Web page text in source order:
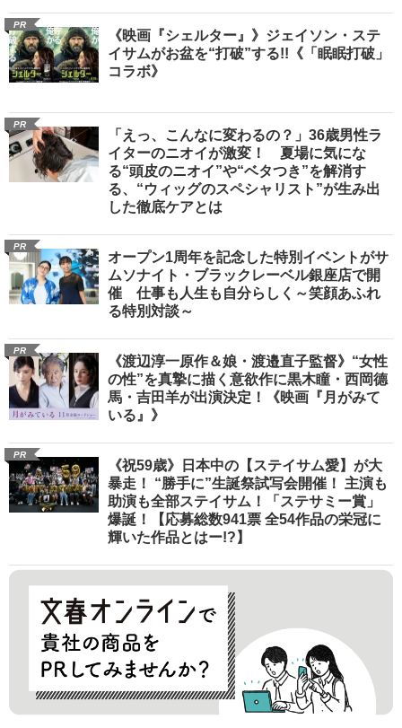
PR
《映画『シェルター』》ジェイソン・ステ
イサムがお盆を“打破”する!!《「眠眠打破」
コラボ》
PR
「えっ、こんなに変わるの？」36歳男性ラ
イターのニオイが激変！ 夏場に気にな
る“頭皮のニオイ”や“ベタつき”を解消す
る、“ウィッグのスペシャリスト”が生み出
した徹底ケアとは
PR
オープン1周年を記念した特別イベントがサ
ムソナイト・ブラックレーベル銀座店で開
催 仕事も人生も自分らしく～笑顔あふれ
る特別対談～
PR
《渡辺淳一原作＆娘・渡邉直子監督》“女性
の性”を真摯に描く意欲作に黒木瞳・西岡德
馬・吉田羊が出演決定！《映画『月がみて
いる』》
PR
《祝59歳》日本中の【ステイサム愛】が大
暴走！ “勝手に”生誕祭試写会開催！ 主演も
助演も全部ステイサム！「ステサミー賞」
爆誕！【応募総数941票 全54作品の栄冠に
輝いた作品とはー!?】